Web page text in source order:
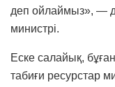
деп ойлаймыз», —
министрі.
Еске салайық,
табиғи ресурстар